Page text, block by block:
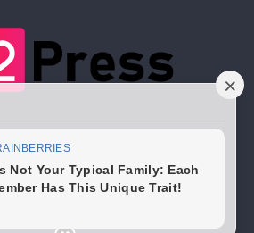
02 Press. All rights reserved.